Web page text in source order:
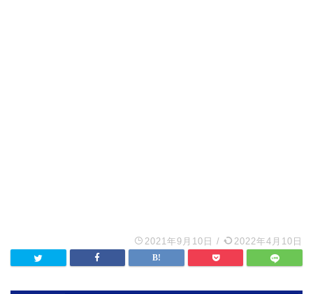
2021年9月10日 / 2022年4月10日